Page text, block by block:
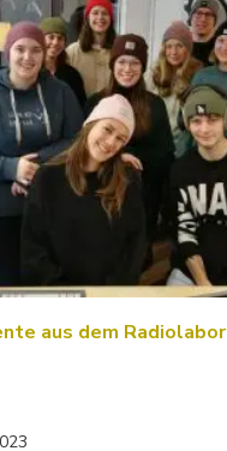
aus dem Radiolabor